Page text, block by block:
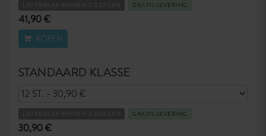
LEVERBAAR BINNEN 2-3 DAGEN GRATIS LEVERING
41,90 €
KOPEN
STANDAARD KLASSE
LEVERBAAR BINNEN 2-3 DAGEN GRATIS LEVERING
30,90 €